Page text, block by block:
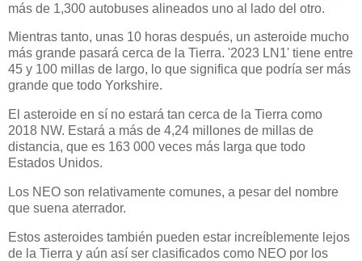
más de 1,300 autobuses alineados uno al lado del otro.
Mientras tanto, unas 10 horas después, un asteroide mucho
más grande pasará cerca de la Tierra. '2023 LN1' tiene entre
45 y 100 millas de largo, lo que significa que podría ser más
grande que todo Yorkshire.
El asteroide en sí no estará tan cerca de la Tierra como
2018 NW. Estará a más de 4,24 millones de millas de
distancia, que es 163 000 veces más larga que todo
Estados Unidos.
Los NEO son relativamente comunes, a pesar del nombre
que suena aterrador.
Estos asteroides también pueden estar increíblemente lejos
de la Tierra y aún así ser clasificados como NEO por los